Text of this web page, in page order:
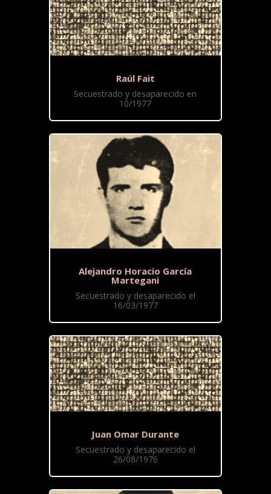
Raúl Fait
Secuestrado y desaparecido en
10/1977
Alejandro Horacio García
Martegani
Secuestrado y desaparecido el
16/03/1977
Juan Omar Durante
Secuestrado y desaparecido el
26/08/1976